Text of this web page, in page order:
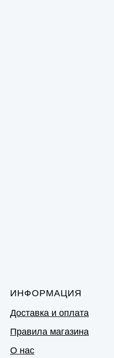
ИНФОРМАЦИЯ
Доставка и оплата
Правила магазина
О нас